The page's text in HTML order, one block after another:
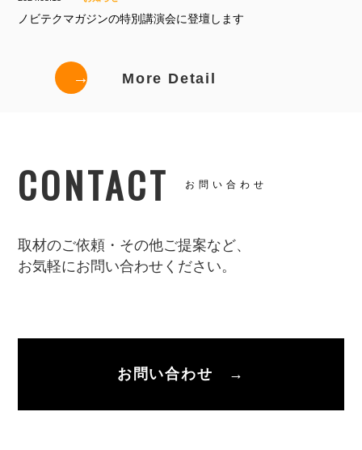
ノビテクマガジンの特別講演会に登壇します
→ More Detail
CONTACT お問い合わせ
取材のご依頼・その他ご提案など、
お気軽にお問い合わせください。
お問い合わせ →